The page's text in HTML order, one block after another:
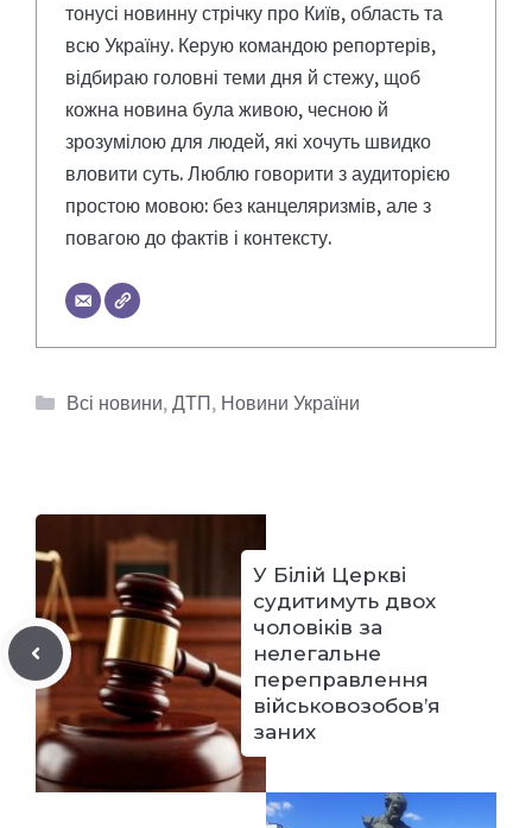
тонусі новинну стрічку про Київ, область та
всю Україну. Керую командою репортерів,
відбираю головні теми дня й стежу, щоб
кожна новина була живою, чесною й
зрозумілою для людей, які хочуть швидко
вловити суть. Люблю говорити з аудиторією
простою мовою: без канцеляризмів, але з
повагою до фактів і контексту.
Категорії
Всі новини, ДТП, Новини України
У Білій Церкві
судитимуть двох
чоловіків за
нелегальне
переправлення
військовозобов’я
заних